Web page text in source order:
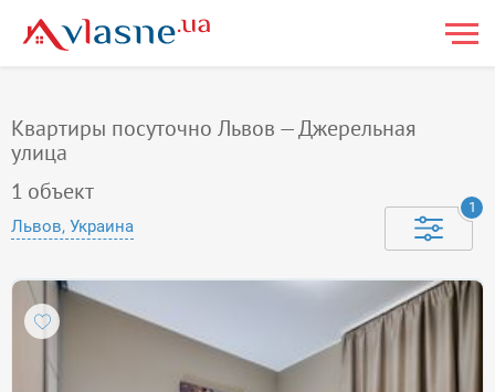
Квартиры посуточно Львов — Джерельная
улица
1 объект
Львов, Украина
1